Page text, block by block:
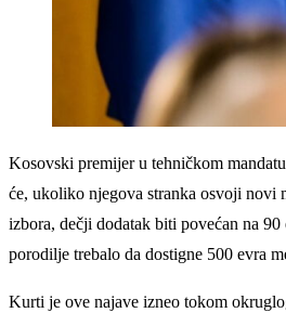
Kosovski premijer u tehničkom
će, ukoliko njegova stranka osvoji novi
izbora, dečji dodatak biti povećan na 90
porodilje trebalo da dostigne 500 evra
Kurti je ove najave izneo tokom